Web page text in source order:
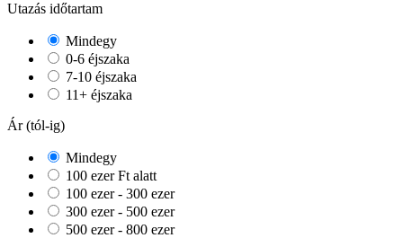
Utazás időtartam
Mindegy
0-6 éjszaka
7-10 éjszaka
11+ éjszaka
Ár (tól-ig)
Mindegy
100 ezer Ft alatt
100 ezer - 300 ezer
300 ezer - 500 ezer
500 ezer - 800 ezer